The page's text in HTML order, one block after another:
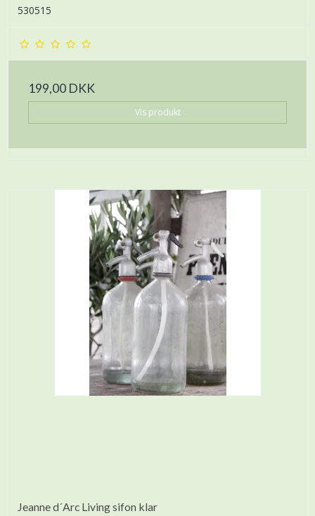
530515
199,00 DKK
Vis produkt
Jeanne d´Arc Living sifon klar